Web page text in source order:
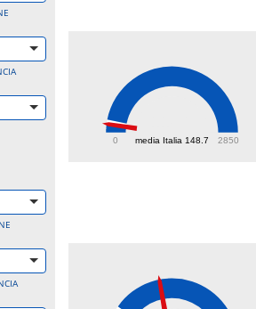
media Italia 148.7
0 2850